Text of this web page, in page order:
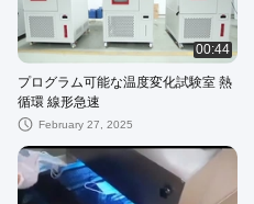
00:44
プログラム可能な温度変化試験室 熱
循環 線形急速
February 27, 2025